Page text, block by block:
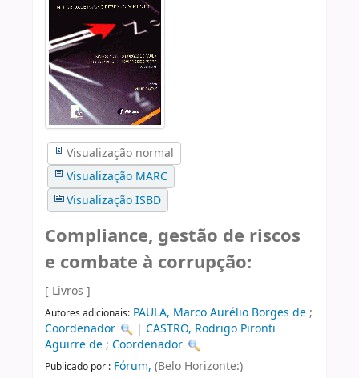
Visualização normal
Visualização MARC
Visualização ISBD
Compliance, gestão de riscos
e combate à corrupção:
[ Livros ]
Autores adicionais: PAULA, Marco Aurélio Borges de;
Coordenador
|CASTRO, Rodrigo Pironti
Aguirre de; Coordenador
Publicado por : Fórum, (Belo Horizonte:)